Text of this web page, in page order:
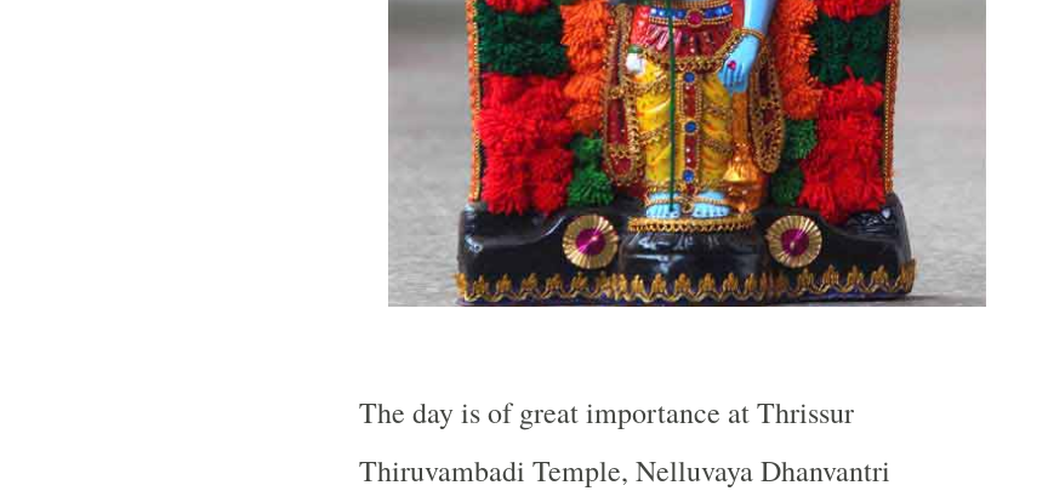
The day is of great importance atThrissur
Thiruvambadi Temple, Nelluvaya Dhanvantri